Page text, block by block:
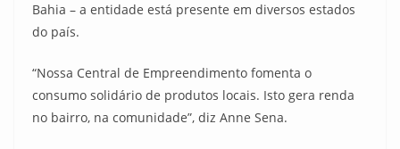
Bahia – a entidade está presente em diversos estados
do país.
“Nossa Central de Empreendimento fomenta o
consumo solidário de produtos locais. Isto gera renda
no bairro, na comunidade”, diz Anne Sena.